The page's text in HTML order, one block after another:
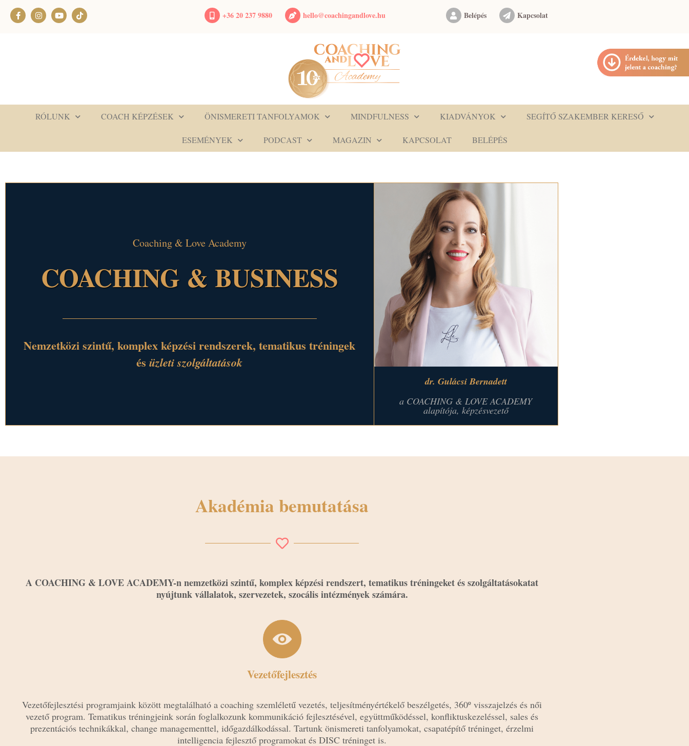
+36 20 237 9880 hello@coachingandlove.hu Belépés Kapcsolat
RÓLUNK COACH KÉPZÉSEK ÖNISMERETI TANFOLYAMOK MINDFULNESS KIADVÁNYOK SEGÍTŐ SZAKEMBER KERESŐ
ESEMÉNYEK PODCAST MAGAZIN KAPCSOLAT BELÉPÉS
Coaching & Love Academy
COACHING & BUSINESS
Nemzetközi szintű, komplex képzési rendszerek, tematikus tréningek
ésüzleti szolgáltatások
dr. Gulácsi Bernadett
a COACHING & LOVE ACADEMY
alapítója, képzésvezető
Akadémia bemutatása
A COACHING & LOVE ACADEMY-n nemzetközi szintű, komplex képzési rendszert, tematikus tréningeket és szolgáltatásokatat
nyújtunk vállalatok, szervezetek, szocális intézmények számára.
Vezetőfejlesztés
Vezetőfejlesztési programjaink között megtalálható a coaching szemléletű vezetés, teljesítményértékelő beszélgetés, 360º visszajelzés és női
vezető program. Tematikus tréningjeink során foglalkozunk kommunikáció fejlesztésével, együttműködéssel, konfliktuskezeléssel, sales és
prezentációs technikákkal, change managementtel, időgazdálkodással. Tartunk önismereti tanfolyamokat, csapatépítő tréninget, érzelmi
intelligencia fejlesztő programokat és DISC tréninget is.